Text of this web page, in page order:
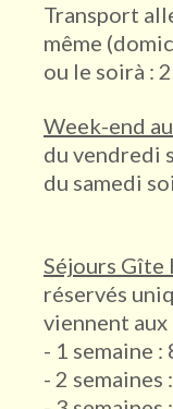
Transport
même
ou le soirà :
Week-end
du vendredi
du samedi
Séjours Gîte
réservés
viennent
- 1 semaine :
- 2 semaines